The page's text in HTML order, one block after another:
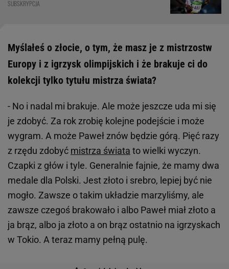
SUBSKRYPCJA
Myślałeś o złocie, o tym, że masz je z mistrzostw
Europy i z igrzysk olimpijskich i że brakuje ci do
kolekcji tylko tytułu mistrza świata?
- No i nadal mi brakuje. Ale może jeszcze uda mi się
je zdobyć. Za rok zrobię kolejne podejście i może
wygram. A może Paweł znów będzie górą. Pięć razy
z rzędu zdobyć mistrza świata to wielki wyczyn.
Czapki z głów i tyle. Generalnie fajnie, że mamy dwa
medale dla Polski. Jest złoto i srebro, lepiej być nie
mogło. Zawsze o takim układzie marzyliśmy, ale
zawsze czegoś brakowało i albo Paweł miał złoto a
ja brąz, albo ja złoto a on brąz ostatnio na igrzyskach
w Tokio. A teraz mamy pełną pulę.